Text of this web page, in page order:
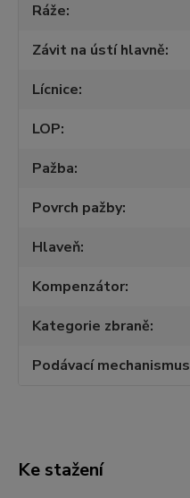
Ráže
Závit na ústí hlavně
Lícnice
LOP
Pažba
Povrch pažby
Hlaveň
Kompenzátor
Kategorie zbraně
Podávací mechanismus
Ke stažení